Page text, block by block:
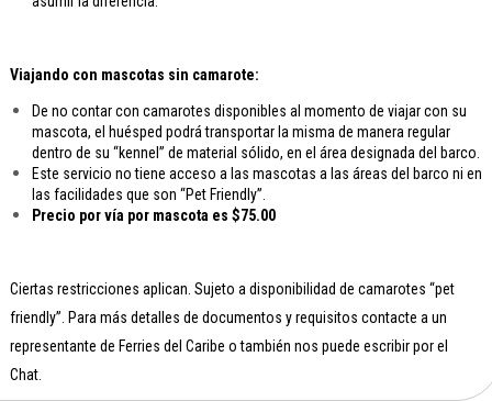
Viajando con mascotas sin camarote:
De no contar con camarotes disponibles al momento de viajar con su
mascota, el huésped podrá transportar la misma de manera regular
dentro de su “kennel” de material sólido, en el área designada del barco.
Este servicio no tiene acceso a las mascotas a las áreas del barco ni en
las facilidades que son “Pet Friendly”.
Precio por vía por mascota es $75.00
Ciertas restricciones aplican. Sujeto a disponibilidad de camarotes “pet
friendly”. Para más detalles de documentos y requisitos contacte a un
representante de Ferries del Caribe o también nos puede escribir por el
Chat.